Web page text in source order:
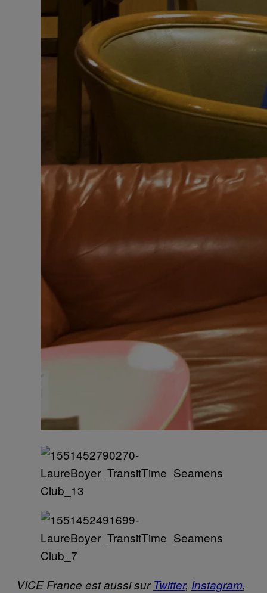
VICE France est aussi surTwitter, Instagram,